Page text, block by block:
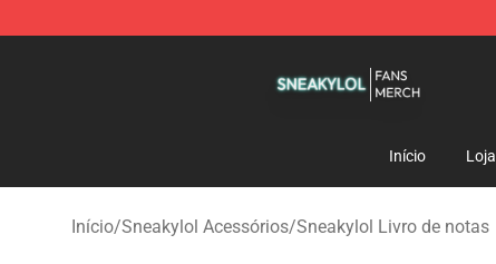
Início Loja
Início/Sneakylol Acessórios/Sneakylol Livro de notas